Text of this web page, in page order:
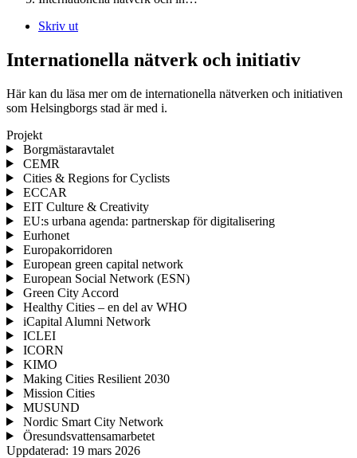
Skriv ut
Internationella nätverk och initiativ
Här kan du läsa mer om de internationella nätverken och initiativen
som Helsingborgs stad är med i.
Projekt
Borgmästaravtalet
CEMR
Cities & Regions for Cyclists
ECCAR
EIT Culture & Creativity
EU:s urbana agenda: partnerskap för digitalisering
Eurhonet
Europakorridoren
European green capital network
European Social Network (ESN)
Green City Accord
Healthy Cities – en del av WHO
iCapital Alumni Network
ICLEI
ICORN
KIMO
Making Cities Resilient 2030
Mission Cities
MUSUND
Nordic Smart City Network
Öresundsvattensamarbetet
Uppdaterad: 19 mars 2026